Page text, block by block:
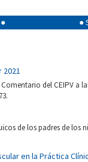
●
2021
Comentario del CEIPV a
de los padres de los
en la Práctica